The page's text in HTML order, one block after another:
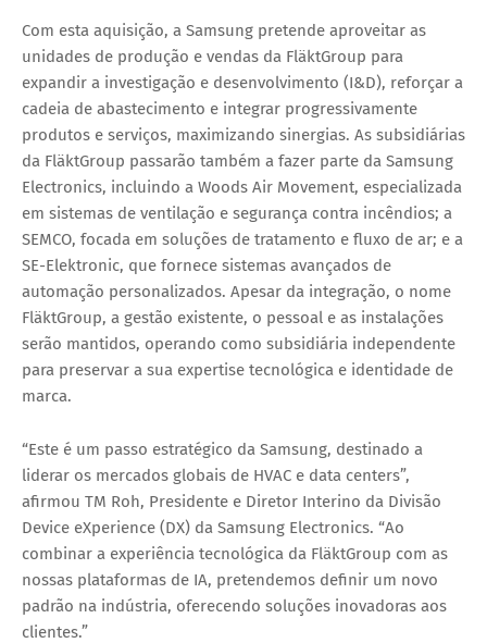
Com esta aquisição, a Samsung pretende aproveitar as
unidades de produção e vendas da FläktGroup para
expandir a investigação e desenvolvimento (I&D), reforçar a
cadeia de abastecimento e integrar progressivamente
produtos e serviços, maximizando sinergias. As subsidiárias
da FläktGroup passarão também a fazer parte da Samsung
Electronics, incluindo a Woods Air Movement, especializada
em sistemas de ventilação e segurança contra incêndios; a
SEMCO, focada em soluções de tratamento e fluxo de ar; e a
SE-Elektronic, que fornece sistemas avançados de
automação personalizados. Apesar da integração, o nome
FläktGroup, a gestão existente, o pessoal e as instalações
serão mantidos, operando como subsidiária independente
para preservar a sua expertise tecnológica e identidade de
marca.
“Este é um passo estratégico da Samsung, destinado a
liderar os mercados globais de HVAC e data centers”,
afirmou TM Roh, Presidente e Diretor Interino da Divisão
Device eXperience (DX) da Samsung Electronics. “Ao
combinar a experiência tecnológica da FläktGroup com as
nossas plataformas de IA, pretendemos definir um novo
padrão na indústria, oferecendo soluções inovadoras aos
clientes.”